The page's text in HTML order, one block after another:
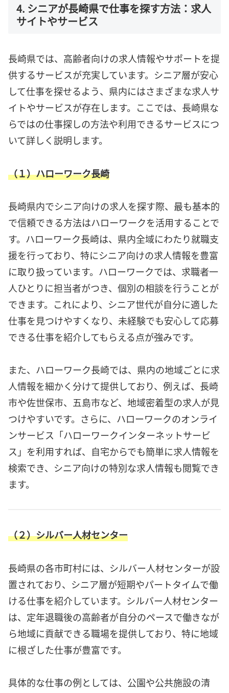
4. シニアが長崎県で仕事を探す方法：求人
サイトやサービス
長崎県では、高齢者向けの求人情報やサポートを提
供するサービスが充実しています。シニア層が安心
して仕事を探せるよう、県内にはさまざまな求人サ
イトやサービスが存在します。ここでは、長崎県な
らではの仕事探しの方法や利用できるサービスにつ
いて詳しく説明します。
（１）ハローワーク長崎
長崎県内でシニア向けの求人を探す際、最も基本的
で信頼できる方法はハローワークを活用することで
す。ハローワーク長崎は、県内全域にわたり就職支
援を行っており、特にシニア向けの求人情報を豊富
に取り扱っています。ハローワークでは、求職者一
人ひとりに担当者がつき、個別の相談を行うことが
できます。これにより、シニア世代が自分に適した
仕事を見つけやすくなり、未経験でも安心して応募
できる仕事を紹介してもらえる点が強みです。
また、ハローワーク長崎では、県内の地域ごとに求
人情報を細かく分けて提供しており、例えば、長崎
市や佐世保市、五島市など、地域密着型の求人が見
つけやすいです。さらに、ハローワークのオンライ
ンサービス「ハローワークインターネットサービ
ス」を利用すれば、自宅からでも簡単に求人情報を
検索でき、シニア向けの特別な求人情報も閲覧でき
ます。
（２）シルバー人材センター
長崎県の各市町村には、シルバー人材センターが設
置されており、シニア層が短期やパートタイムで働
ける仕事を紹介しています。シルバー人材センター
は、定年退職後の高齢者が自分のペースで働きなが
ら地域に貢献できる職場を提供しており、特に地域
に根ざした仕事が豊富です。
具体的な仕事の例としては、公園や公共施設の清